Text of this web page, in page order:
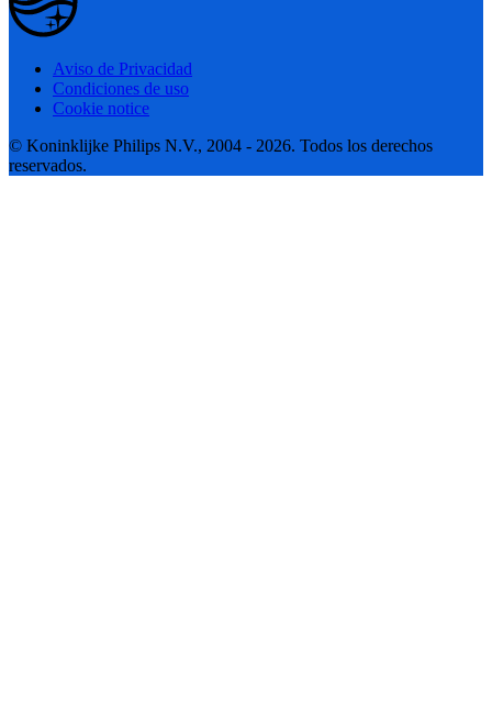
Aviso de Privacidad
Condiciones de uso
Cookie notice
© Koninklijke Philips N.V., 2004 - 2026. Todos los derechos
reservados.